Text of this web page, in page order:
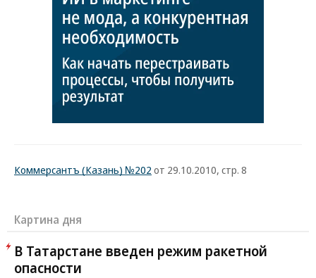
Коммерсантъ (Казань) №202 от 29.10.2010, стр. 8
Картина дня
В Татарстане введен режим ракетной
опасности